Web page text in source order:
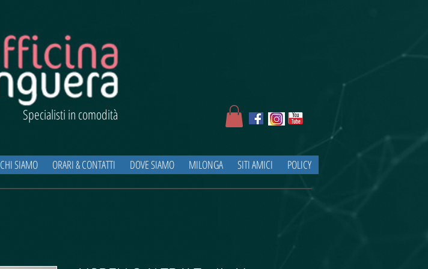
Specialisti in comodità
CHI SIAMO ORARI & CONTATTI DOVE SIAMO MILONGA SITI AMICI POLICY